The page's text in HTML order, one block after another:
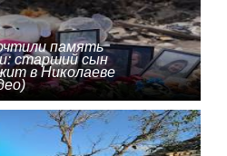
память
старший сын
в Николаеве